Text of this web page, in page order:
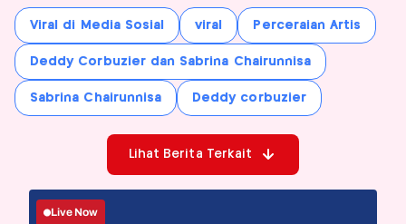
Viral di Media Sosial viral Perceraian Artis
Deddy Corbuzier dan Sabrina Chairunnisa
Sabrina Chairunnisa Deddy corbuzier
Lihat Berita Terkait
Live Now